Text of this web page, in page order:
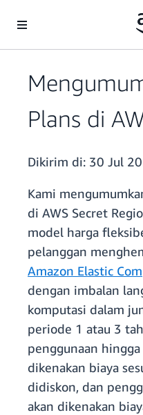
Plans di
Dikirim di: 30 Jul
Kami
di AWS Secret
model harga
pelanggan
Amazon Elastic
dengan imbalan
komputasi dalam
periode 1 atau 3
penggunaan
dikenakan biaya
didiskon, dan
akan dikenakan